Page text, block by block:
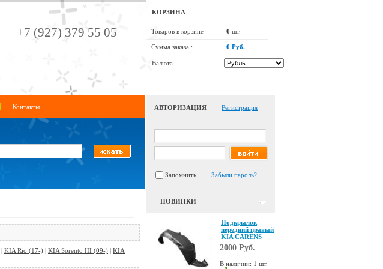
+7 (927) 379 55 05
КОРЗИНА
Товаров в корзине 0 шт.
Сумма заказа : 0 Руб.
Валюта
Контакты
| KIA Rio (17-) | KIA Sorento III (09-) | KIA
АВТОРИЗАЦИЯ Регистрация
Запомнить Забыли пароль?
НОВИНКИ
Подкрылок
передний правый
KIA CARENS
2000 Руб.
В наличии: 1 шт.